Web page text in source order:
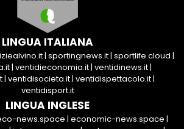
LINGUA ITALIANA
| sportingnews.it| sportlife.cloud |
| ventidieconomia.it| ventidinews.it|
| ventidisocieta.it| ventidispettacolo.it|
ventidisport.it
LINGUA INGLESE
news.space | economic-news.space |